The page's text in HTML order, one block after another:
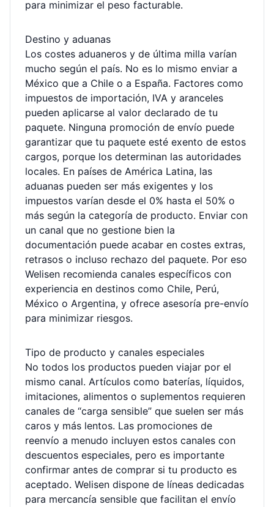
para minimizar el peso facturable.
Destino y aduanas
Los costes aduaneros y de última milla varían
mucho según el país. No es lo mismo enviar a
México que a Chile o a España. Factores como
impuestos de importación, IVA y aranceles
pueden aplicarse al valor declarado de tu
paquete. Ninguna promoción de envío puede
garantizar que tu paquete esté exento de estos
cargos, porque los determinan las autoridades
locales. En países de América Latina, las
aduanas pueden ser más exigentes y los
impuestos varían desde el 0% hasta el 50% o
más según la categoría de producto. Enviar con
un canal que no gestione bien la
documentación puede acabar en costes extras,
retrasos o incluso rechazo del paquete. Por eso
Welisen recomienda canales específicos con
experiencia en destinos como Chile, Perú,
México o Argentina, y ofrece asesoría pre-envío
para minimizar riesgos.
Tipo de producto y canales especiales
No todos los productos pueden viajar por el
mismo canal. Artículos como baterías, líquidos,
imitaciones, alimentos o suplementos requieren
canales de “carga sensible” que suelen ser más
caros y más lentos. Las promociones de
reenvío a menudo incluyen estos canales con
descuentos especiales, pero es importante
confirmar antes de comprar si tu producto es
aceptado. Welisen dispone de líneas dedicadas
para mercancía sensible que facilitan el envío